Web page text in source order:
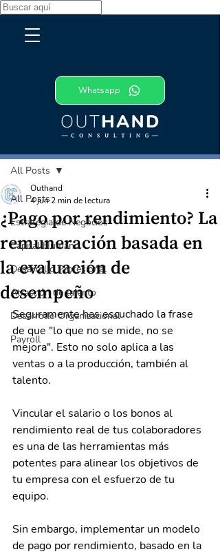
Whatsapp
All Posts
Estrategia de Negocios
Capital Humano
Desarrollo Profesional
Atracción de talento
Desarrollo Organizacional
Payroll
All Posts
¿Pago por rendimiento? La
remuneración basada en
la evaluación de
desempeño
Outhand
4 jun 2 min de lectura
Seguramente has escuchado la frase
de que "lo que no se mide, no se
mejora". Esto no solo aplica a las
ventas o a la producción, también al
talento.
Vincular el salario o los bonos al
rendimiento real de tus colaboradores
es una de las herramientas más
potentes para alinear los objetivos de
tu empresa con el esfuerzo de tu
equipo.
Sin embargo, implementar un modelo
de pago por rendimiento, basado en la